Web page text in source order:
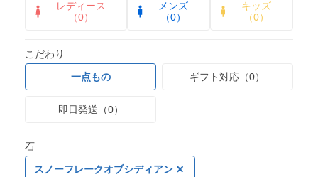
レディース
（0）
メンズ
（0）
キッズ
（0）
こだわり
一点もの
ギフト対応（0）
即日発送（0）
石
スノーフレークオブシディアン